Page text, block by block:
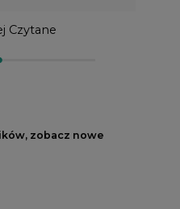
Czytane
zobacz nowe